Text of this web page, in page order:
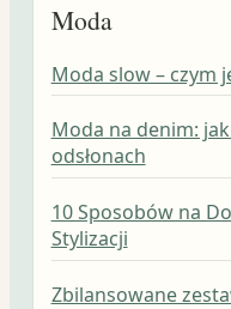
Moda
Moda slow – czym
Moda na denim:
odsłonach
10 Sposobów na
Stylizacji
Zbilansowane